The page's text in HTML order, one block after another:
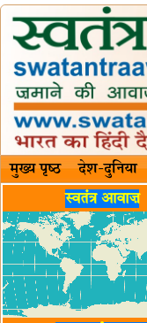
मुख्य पृष्ठ देश-दुनिया
स्वतंत्र आवाज़